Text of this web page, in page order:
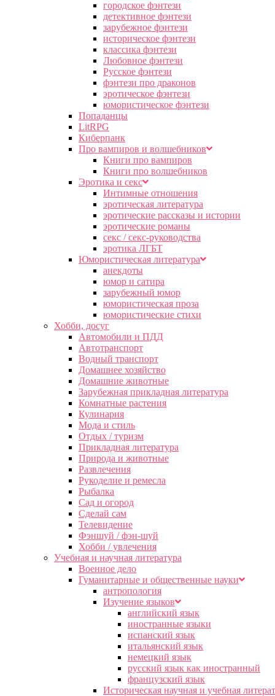
городское фэнтези
детективное фэнтези
зарубежное фэнтези
историческое фэнтези
классика фэнтези
Любовное фэнтези
Русское фэнтези
фэнтези про драконов
эротическое фэнтези
юмористическое фэнтези
Попаданцы
LitRPG
Киберпанк
Про вампиров и волшебников
Книги про вампиров
Книги про волшебников
Эротика и секс
Интимные отношения
эротическая литература
эротические рассказы и истории
эротические романы
секс / секс-руководства
эротика ЛГБТ
Юмористическая литература
анекдоты
юмор и сатира
зарубежный юмор
юмористическая проза
юмористические стихи
Хобби, досуг
Автомобили и ПДД
Автотранспорт
Водный транспорт
Домашнее хозяйство
Домашние животные
Зарубежная прикладная литература
Комнатные растения
Кулинария
Мода и стиль
Отдых / туризм
Прикладная литература
Природа и животные
Развлечения
Рукоделие и ремесла
Рыбалка
Сад и огород
Сделай сам
Телевидение
Фэншуй / фэн-шуй
Хобби / увлечения
Учебная и научная литература
Военное дело
Гуманитарные и общественные науки
антропология
Изучение языков
английский язык
иностранные языки
испанский язык
итальянский язык
немецкий язык
русский язык как иностранный
французский язык
Историческая научная и учебная